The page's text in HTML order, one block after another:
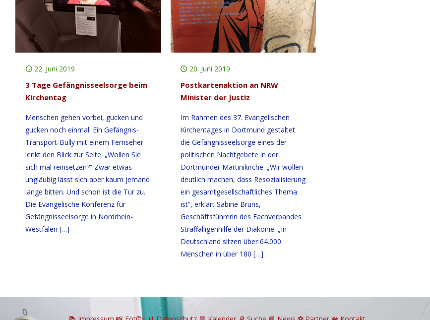
22. Juni 2019
3 Tage Gefängnisseelsorge beim
Kirchentag
Menschen gehen vorbei, gucken und
gucken noch einmal. Ein Gefängnis-
Transport-Bully mit einem Fernseher
lenkt den Blick zur Seite. „Wollen Sie
sich mal reinsetzen?“ Zwar etwas
ungläubig lässt sich aber kaum jemand
lange bitten. Und schon ist die Tür zu.
Die Evangelische Konferenz für
Gefängnisseelsorge in Nordrhein-
Westfalen […]
20. Juni 2019
Postkartenaktion an NRW
Minister der Justiz
Im Rahmen des 37. Evangelischen
Kirchentages in Dortmund gestaltet
die Gefängnisseelsorge eines der
politischen Nachtgebete in der
Dortmunder Martinikirche. „Wir wollen
deutlich machen, dass Resozialisierung
ein gesamtgesellschaftliches Thema
ist“, erklärt Sabine Bruns,
Geschäftsführerin des Fachverbandes
Straffälligenhilfe der Diakonie. „In
Deutschland sitzen über 64.000
Menschen in über 180 […]